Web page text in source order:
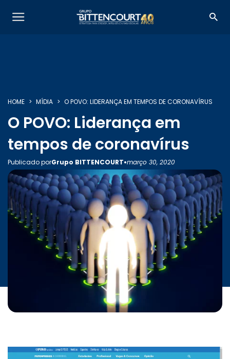
HOME MÍDIA O POVO: LIDERANÇA EM TEMPOS DE CORONAVÍRUS
O POVO: Liderança em
tempos de coronavírus
Publicado porGrupo BITTENCOURT•março 30, 2020